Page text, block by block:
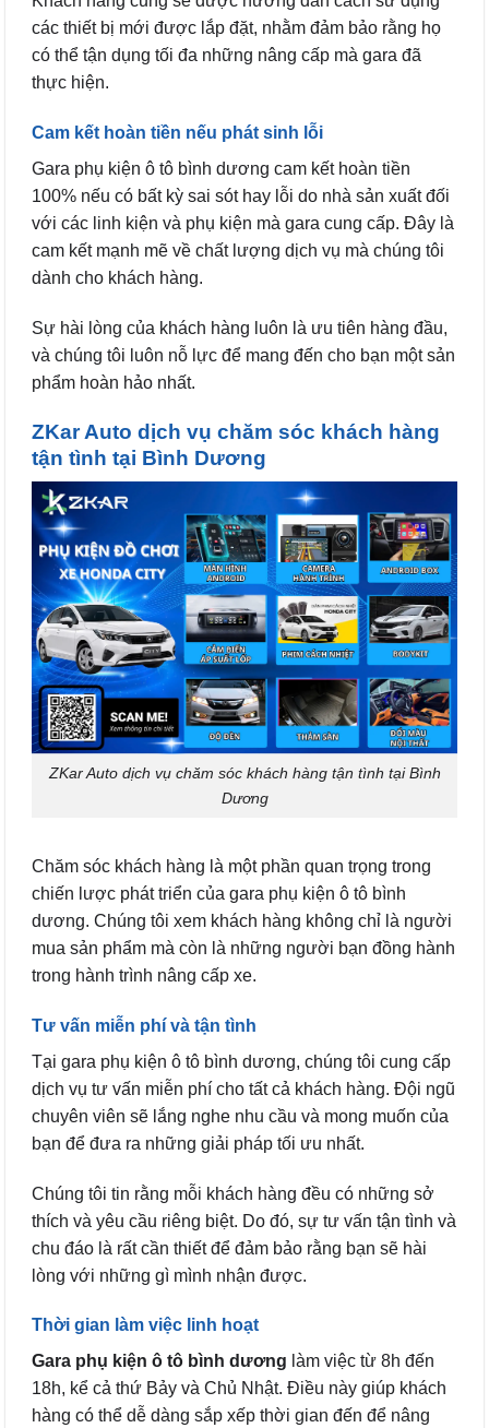
các thiết bị mới được lắp đặt, nhằm đảm bảo rằng họ
có thể tận dụng tối đa những nâng cấp mà gara đã
thực hiện.
Cam kết hoàn tiền nếu phát sinh lỗi
Gara phụ kiện ô tô bình dương cam kết hoàn tiền
100% nếu có bất kỳ sai sót hay lỗi do nhà sản xuất đối
với các linh kiện và phụ kiện mà gara cung cấp. Đây là
cam kết mạnh mẽ về chất lượng dịch vụ mà chúng tôi
dành cho khách hàng.
Sự hài lòng của khách hàng luôn là ưu tiên hàng đầu,
và chúng tôi luôn nỗ lực để mang đến cho bạn một sản
phẩm hoàn hảo nhất.
ZKar Auto dịch vụ chăm sóc khách hàng
tận tình tại Bình Dương
ZKar Auto dịch vụ chăm sóc khách hàng tận tình tại Bình
Dương
Chăm sóc khách hàng là một phần quan trọng trong
chiến lược phát triển của gara phụ kiện ô tô bình
dương. Chúng tôi xem khách hàng không chỉ là người
mua sản phẩm mà còn là những người bạn đồng hành
trong hành trình nâng cấp xe.
Tư vấn miễn phí và tận tình
Tại gara phụ kiện ô tô bình dương, chúng tôi cung cấp
dịch vụ tư vấn miễn phí cho tất cả khách hàng. Đội ngũ
chuyên viên sẽ lắng nghe nhu cầu và mong muốn của
bạn để đưa ra những giải pháp tối ưu nhất.
Chúng tôi tin rằng mỗi khách hàng đều có những sở
thích và yêu cầu riêng biệt. Do đó, sự tư vấn tận tình và
chu đáo là rất cần thiết để đảm bảo rằng bạn sẽ hài
lòng với những gì mình nhận được.
Thời gian làm việc linh hoạt
Gara phụ kiện ô tô bình dương làm việc từ 8h đến
18h, kể cả thứ Bảy và Chủ Nhật. Điều này giúp khách
hàng có thể dễ dàng sắp xếp thời gian đến để nâng